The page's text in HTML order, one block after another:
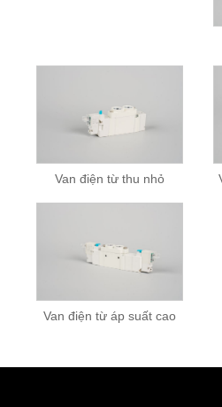
Van điện từ thu nhỏ
Van điện từ áp suất cao